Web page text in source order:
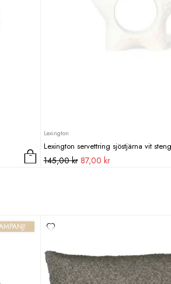
Lexington
Lexington servettring sjöstjärna vit
145,00kr Det
87,00 krDet